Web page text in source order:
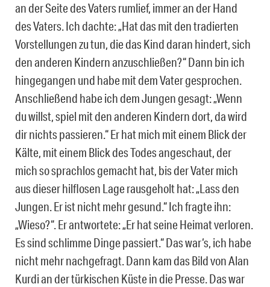
an der Seite des Vaters rumlief, immer an der Hand
des Vaters. Ich dachte: „Hat das mit den tradierten
Vorstellungen zu tun, die das Kind daran hindert, sich
den anderen Kindern anzuschließen?“ Dann bin ich
hingegangen und habe mit dem Vater gesprochen.
Anschließend habe ich dem Jungen gesagt: „Wenn
du willst, spiel mit den anderen Kindern dort, da wird
dir nichts passieren.“ Er hat mich mit einem Blick der
Kälte, mit einem Blick des Todes angeschaut, der
mich so sprachlos gemacht hat, bis der Vater mich
aus dieser hilflosen Lage rausgeholt hat: „Lass den
Jungen. Er ist nicht mehr gesund.“ Ich fragte ihn:
„Wieso?“. Er antwortete: „Er hat seine Heimat verloren.
Es sind schlimme Dinge passiert.“ Das war‘s, ich habe
nicht mehr nachgefragt. Dann kam das Bild von Alan
Kurdi an der türkischen Küste in die Presse. Das war